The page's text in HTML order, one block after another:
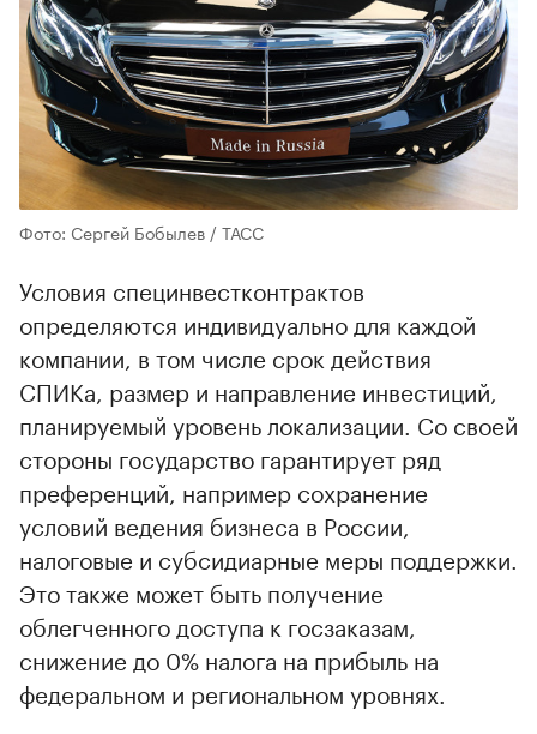
Фото: Сергей Бобылев / ТАСС
Условия специнвестконтрактов
определяются индивидуально для каждой
компании, в том числе срок действия
СПИКа, размер и направление инвестиций,
планируемый уровень локализации. Со своей
стороны государство гарантирует ряд
преференций, например сохранение
условий ведения бизнеса в России,
налоговые и субсидиарные меры поддержки.
Это также может быть получение
облегченного доступа к госзаказам,
снижение до 0% налога на прибыль на
федеральном и региональном уровнях.